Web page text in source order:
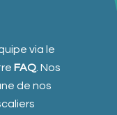
via le
FAQ . Nos
de nos